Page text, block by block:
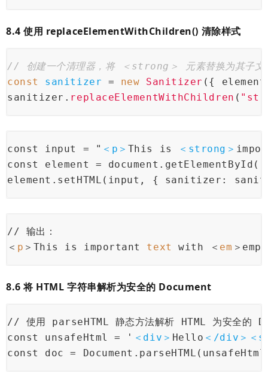
8.4 使用 replaceElementWithChildren() 清除样式
// 创建一个清理器，将 ＜strong＞ 元素替换为其子文
const
sanitizer = new Sanitizer ({
sanitizer. replaceElementWithChildren (
​const input = " ＜ p ＞ This is ＜ strong ＞
const element =
element.setHTML(input, { sanitizer:
// 输出：
＜ p ＞This is important text with ＜ em ＞
8.6 将 HTML 字符串解析为安全的 Document
// 使用 parseHTML 静态方法解析 HTML 为安全的
const unsafeHtml = ' ＜ div ＞ Hello ＜/div ＞＜
const doc =